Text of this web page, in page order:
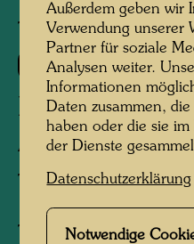
TAP 22
550 A
BLINDES
AUTOMOBIL
The Blind and
Tapisserie
Außerdem geben wir
Verwendung unserer
Partner für soziale
Analysen weiter.
Informationen
Daten zusammen,
haben oder die sie
der Dienste
Datenschutzerklärung
Notwendige